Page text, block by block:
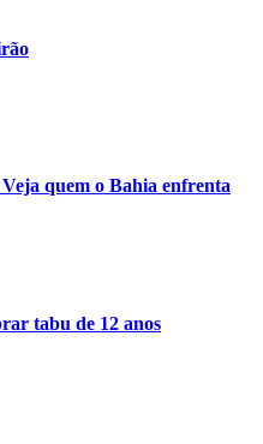
quem o Bahia enfrenta
tabu de 12 anos